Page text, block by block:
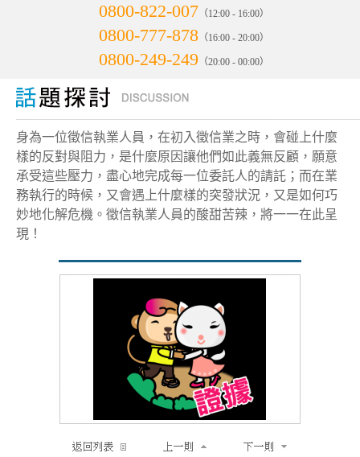
0800-822-007 （12:00 - 16:00）
0800-777-878 （16:00 - 20:00）
0800-249-249 （20:00 - 00:00）
身為一位徵信執業人員，在初入徵信業之時，會碰上什麼
樣的反對與阻力，是什麼原因讓他們如此義無反顧，願意
承受這些壓力，盡心地完成每一位委託人的請託；而在業
務執行的時候，又會遇上什麼樣的突發狀況，又是如何巧
妙地化解危機。徵信執業人員的酸甜苦辣，將一一在此呈
現！